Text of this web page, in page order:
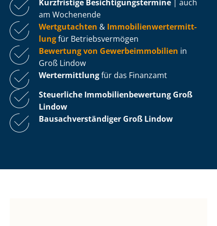
Kurzfristige Be­sich­ti­gungs­ter­mi­ne | auch
am Wochenende
Wertgutachten & Im­mo­bi­li­en­wert­ermitt­
lungfür Be­triebs­ver­mö­gen
Bewertung von Ge­wer­be­im­mo­bi­li­en in
Groß Lindow
Wertermittlungfür das Finanzamt
Steuerliche Im­mo­bi­li­en­be­wer­tung Groß
Lindow
Bau­sach­ver­stän­di­ger Groß Lindow